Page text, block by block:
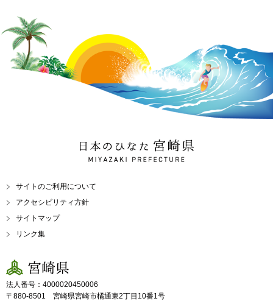
日本のひなた 宮崎県
MIYAZAKI PREFECTURE
サイトのご利用について
アクセシビリティ方針
サイトマップ
リンク集
宮崎県
法人番号：4000020450006
〒880-8501 宮崎県宮崎市橘通東2丁目10番1号